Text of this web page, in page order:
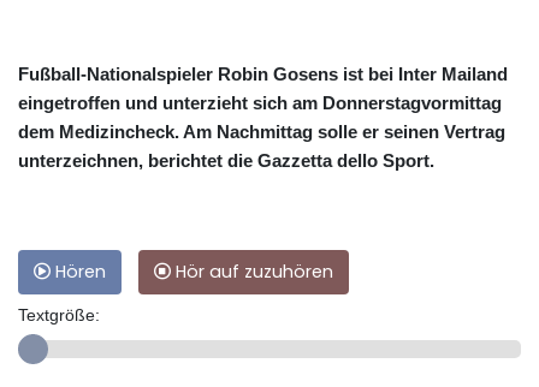
Fußball-Nationalspieler Robin Gosens ist bei Inter Mailand
eingetroffen und unterzieht sich am Donnerstagvormittag
dem Medizincheck. Am Nachmittag solle er seinen Vertrag
unterzeichnen, berichtet die Gazzetta dello Sport.
Hören Hör auf zuzuhören
Textgröße: